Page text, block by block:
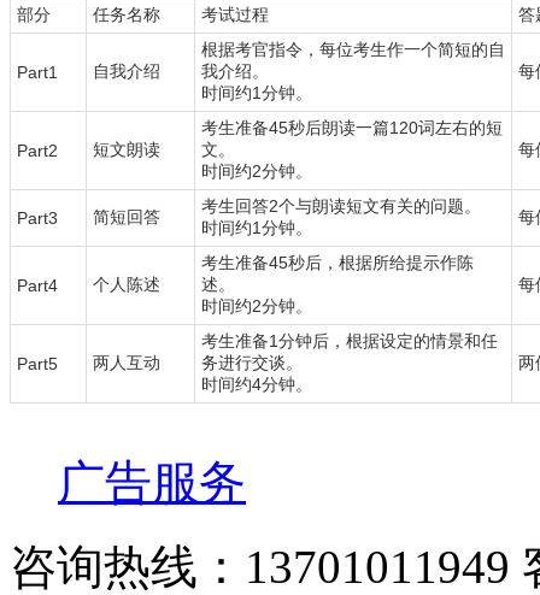
部分 任务名称 考试过程 答
Part1 自我介绍
根据考官指令，每位考生作一个简短的自
我介绍。
时间约1分钟。
每
Part2 短文朗读
考生准备45秒后朗读一篇120词左右的短
文。
时间约2分钟。
每
Part3 简短回答
考生回答2个与朗读短文有关的问题。
时间约1分钟。
每
Part4 个人陈述
考生准备45秒后，根据所给提示作陈
述。
时间约2分钟。
每
Part5 两人互动
考生准备1分钟后，根据设定的情景和任
务进行交谈。
时间约4分钟。
两
广告服务
咨询热线：13701011949